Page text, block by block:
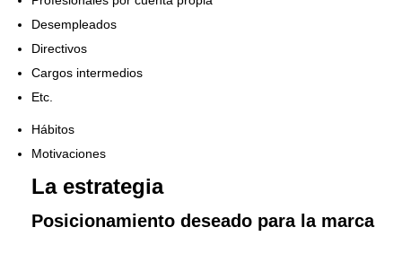
Desempleados
Directivos
Cargos intermedios
Etc.
Hábitos
Motivaciones
La estrategia
Posicionamiento deseado para la marca